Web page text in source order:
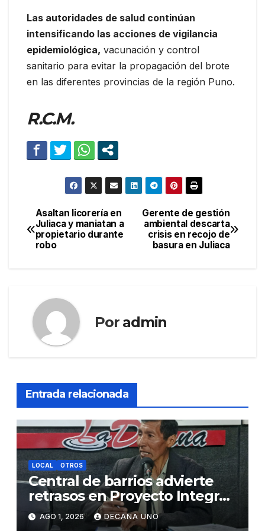
Las autoridades de salud continúan
intensificando las acciones de vigilancia
epidemiológica, vacunación y control
sanitario para evitar la propagación del brote
en las diferentes provincias de la región Puno.
R.C.M.
Navegación
de
Gerente de gestión
ambiental descarta
crisis en recojo de
basura en Juliaca
Asaltan licorería en
Juliaca y maniatan a
propietario durante
robo
Por admin
Entrada relacionada
LOCAL OTROS
Central de barrios advierte
retrasos en Proyecto Integral
de Agua y Alcantarillado para
Juliaca
AGO 1, 2026 DECANA UNO